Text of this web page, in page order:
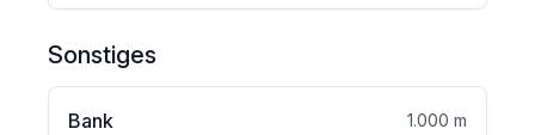
Sonstiges
Bank 1.000 m